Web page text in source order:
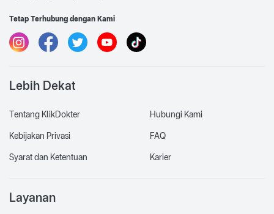
Tetap Terhubung dengan Kami
Lebih Dekat
Tentang KlikDokter
Kebijakan Privasi
Syarat dan Ketentuan
Hubungi Kami
FAQ
Karier
Layanan